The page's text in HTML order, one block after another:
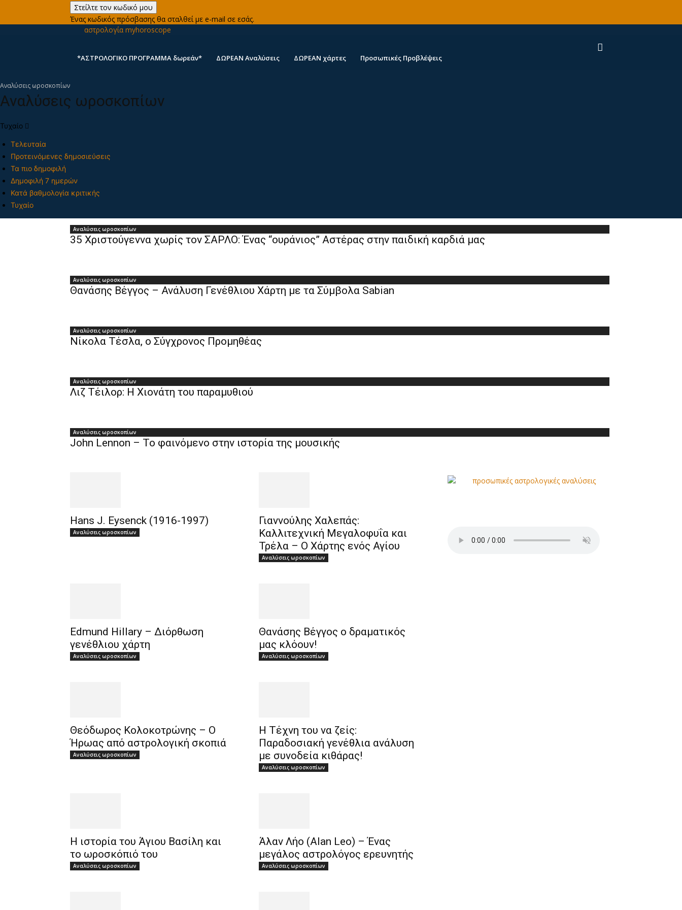
Ένας κωδικός πρόσβασης θα σταλθεί με e-mail σε εσάς.
αστρολογία myhoroscope
*ΑΣΤΡΟΛΟΓΙΚΟ ΠΡΟΓΡΑΜΜΑ δωρεάν* ΔΩΡΕΑΝ Αναλύσεις ΔΩΡΕΑΝ χάρτες Προσωπικές Προβλέψεις
Αναλύσεις ωροσκοπίων
Αναλύσεις ωροσκοπίων
Τυχαίο
Τελευταία
Προτεινόμενες δημοσιεύσεις
Τα πιο δημοφιλή
Δημοφιλή 7 ημερών
Κατά βαθμολογία κριτικής
Τυχαίο
Αναλύσεις ωροσκοπίων
35 Χριστούγεννα χωρίς τον ΣΑΡΛΟ: Ένας “ουράνιος” Αστέρας στην παιδική καρδιά μας
Αναλύσεις ωροσκοπίων
Θανάσης Βέγγος – Ανάλυση Γενέθλιου Χάρτη με τα Σύμβολα Sabian
Αναλύσεις ωροσκοπίων
Νίκολα Τέσλα, ο Σύγχρονος Προμηθέας
Αναλύσεις ωροσκοπίων
Λιζ Τέιλορ: Η Χιονάτη του παραμυθιού
Αναλύσεις ωροσκοπίων
John Lennon – Το φαινόμενο στην ιστορία της μουσικής
Hans J. Eysenck (1916-1997)
Αναλύσεις ωροσκοπίων
Γιαννούλης Χαλεπάς:
Καλλιτεχνική Μεγαλοφυΐα και
Τρέλα – Ο Χάρτης ενός Αγίου
Αναλύσεις ωροσκοπίων
Edmund Hillary – Διόρθωση
γενέθλιου χάρτη
Αναλύσεις ωροσκοπίων
Θανάσης Βέγγος ο δραματικός
μας κλόουν!
Αναλύσεις ωροσκοπίων
Θεόδωρος Κολοκοτρώνης – Ο
Ήρωας από αστρολογική σκοπιά
Αναλύσεις ωροσκοπίων
Η Τέχνη του να ζείς:
Παραδοσιακή γενέθλια ανάλυση
με συνοδεία κιθάρας!
Αναλύσεις ωροσκοπίων
Η ιστορία του Άγιου Βασίλη και
το ωροσκόπιό του
Αναλύσεις ωροσκοπίων
Άλαν Λήο (Alan Leo) – Ένας
μεγάλος αστρολόγος ερευνητής
Αναλύσεις ωροσκοπίων